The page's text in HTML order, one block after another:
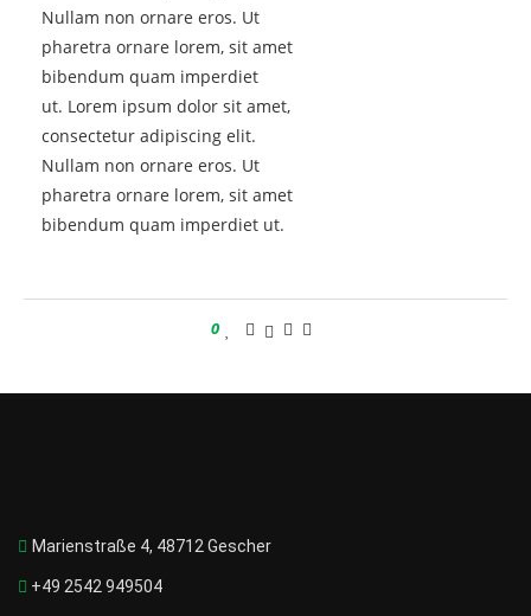
Nullam non ornare eros. Ut
pharetra ornare lorem, sit amet
bibendum quam imperdiet
ut. Lorem ipsum dolor sit amet,
consectetur adipiscing elit.
Nullam non ornare eros. Ut
pharetra ornare lorem, sit amet
bibendum quam imperdiet ut.
0
Marienstraße 4, 48712 Gescher
+49 2542 949504